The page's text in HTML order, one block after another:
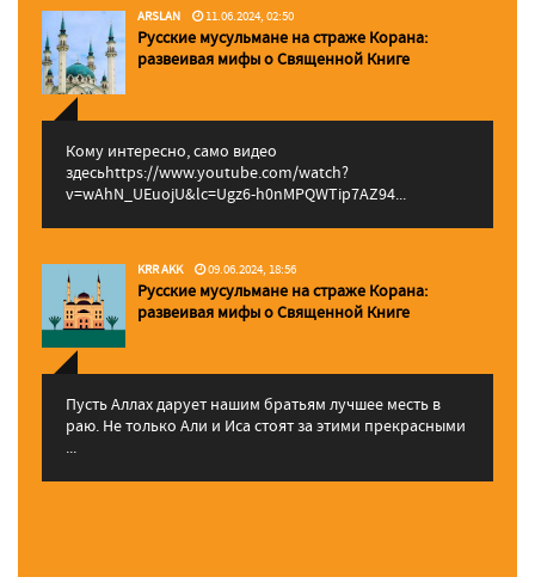
ARSLAN 11.06.2024, 02:50
Русские мусульмане на страже Корана:
pазвеивая мифы о Священной Книге
Кому интересно, само видео
здесьhttps://www.youtube.com/watch?
v=wAhN_UEuojU&lc=Ugz6-h0nMPQWTip7AZ94...
KRR AKK 09.06.2024, 18:56
Русские мусульмане на страже Корана:
pазвеивая мифы о Священной Книге
Пусть Аллах дарует нашим братьям лучшее месть в
раю. Не только Али и Иса стоят за этими прекрасными
...